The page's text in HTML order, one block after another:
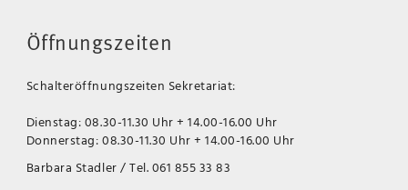
Öffnungszeiten
Schalteröffnungszeiten Sekretariat:
Dienstag: 08.30-11.30 Uhr + 14.00-16.00 Uhr
Donnerstag: 08.30-11.30 Uhr + 14.00-16.00 Uhr
Barbara Stadler / Tel. 061 855 33 83